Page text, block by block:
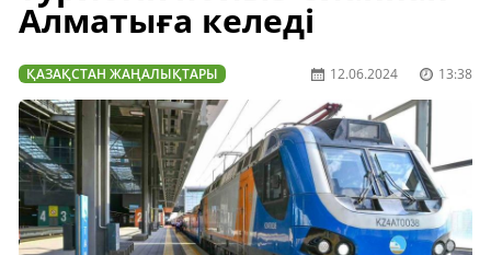
Алматыға келеді
ҚАЗАҚСТАН ЖАҢАЛЫҚТАРЫ 12.06.2024 13:38